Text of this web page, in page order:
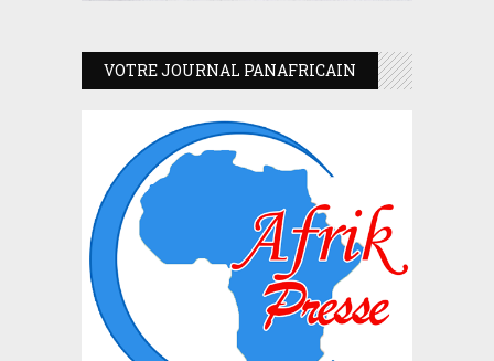
VOTRE JOURNAL PANAFRICAIN